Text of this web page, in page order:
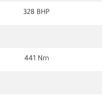
328 BHP
441 Nm